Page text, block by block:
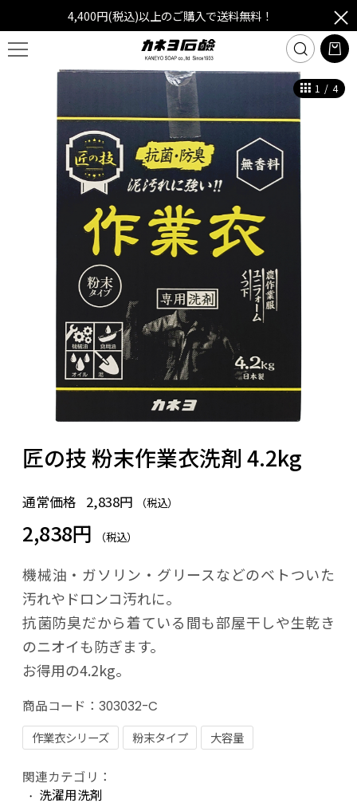
4,400円(税込)以上のご購入で送料無料！
1 / 4
匠の技 粉末作業衣洗剤 4.2kg
通常価格 2,838円 （税込）
2,838円 （税込）
機械油・ガソリン・グリースなどのベトついた
汚れやドロンコ汚れに。
抗菌防臭だから着ている間も部屋干しや生乾き
のニオイも防ぎます。
お得用の4.2kg。
商品コード： 303032-C
作業衣シリーズ
粉末タイプ 大容量
関連カテゴリ：
洗濯用洗剤